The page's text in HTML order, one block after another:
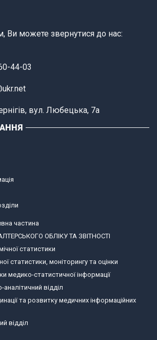
Ви можете звернутися до нас:
44-03
вул. Любецька, 7а
частина
ОБЛІКУ ТА ЗВІТНОСТІ
статистики
статистики, моніторингу та оцінки
медико-статистичної інформації
аналітичний відділ
та розвитку медичних інформаційних
відділ